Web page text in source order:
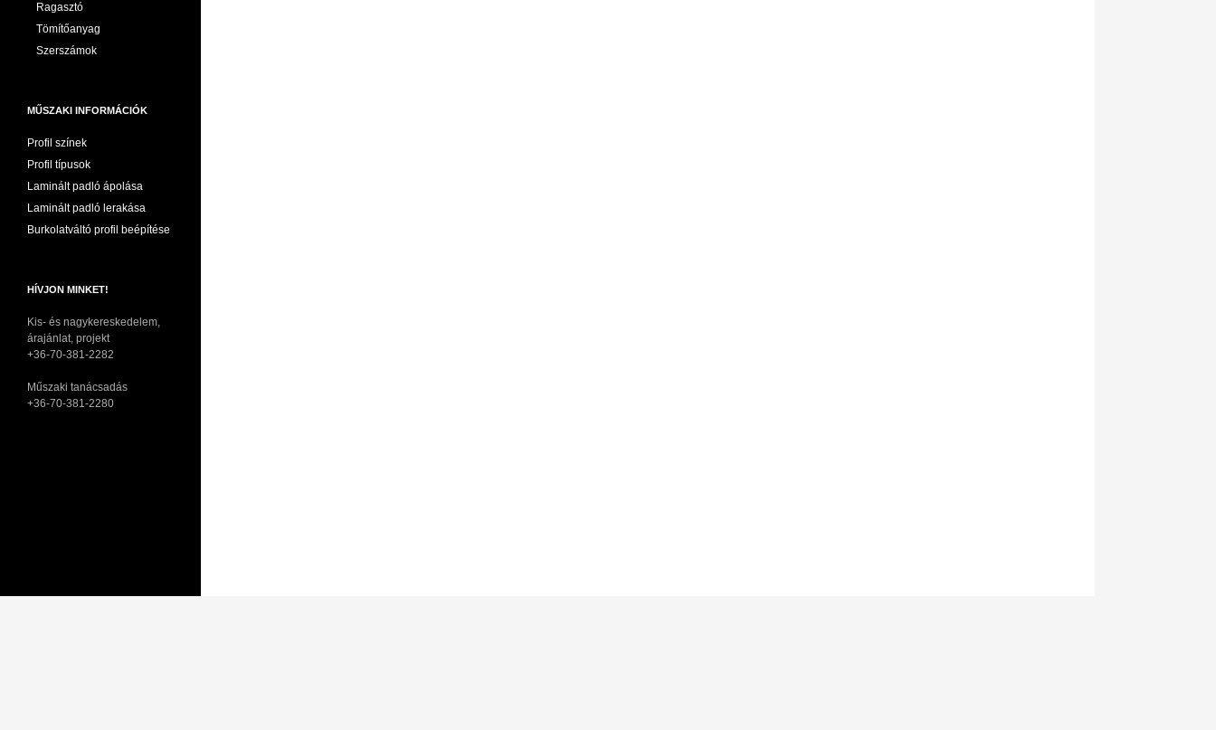
Ragasztó
Tömítőanyag
Szerszámok
MŰSZAKI INFORMÁCIÓK
Profil színek
Profil típusok
Laminált padló ápolása
Laminált padló lerakása
Burkolatváltó profil beépítése
HÍVJON MINKET!
Kis- és nagykereskedelem,
árajánlat, projekt
+36-70-381-2282
Műszaki tanácsadás
+36-70-381-2280